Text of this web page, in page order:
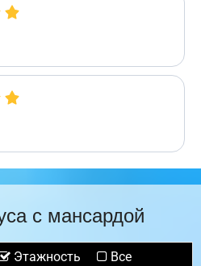
с мансардой
Этажность Все